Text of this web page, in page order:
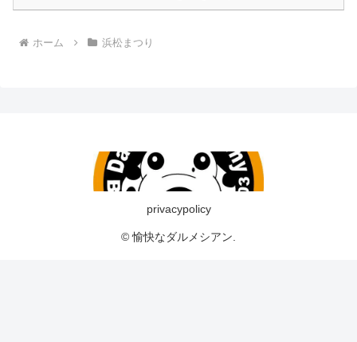
ホーム 浜松まつり
privacypolicy
© 愉快なダルメシアン.